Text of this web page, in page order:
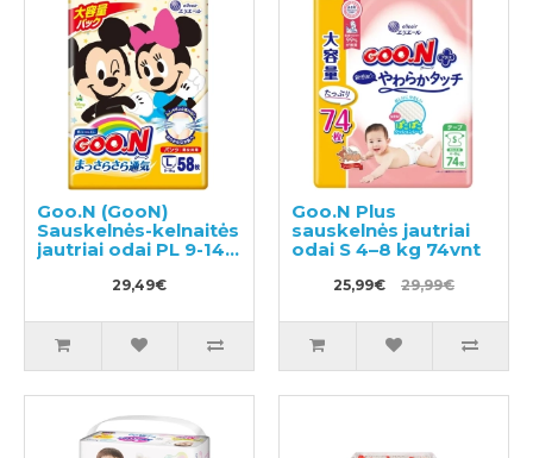
Goo.N (GooN)
Sauskelnės-kelnaitės
jautriai odai PL 9-14
29,49€
Goo.N Plus
sauskelnės jautriai
odai S 4–8 kg 74vnt
25,99€ 29,99€